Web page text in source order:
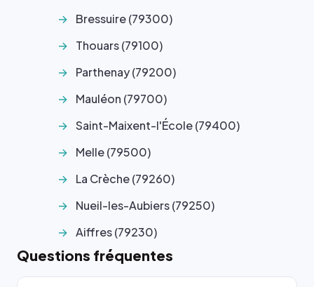
Bressuire (79300)
Thouars (79100)
Parthenay (79200)
Mauléon (79700)
Saint-Maixent-l'École (79400)
Melle (79500)
La Crèche (79260)
Nueil-les-Aubiers (79250)
Aiffres (79230)
Questions fréquentes